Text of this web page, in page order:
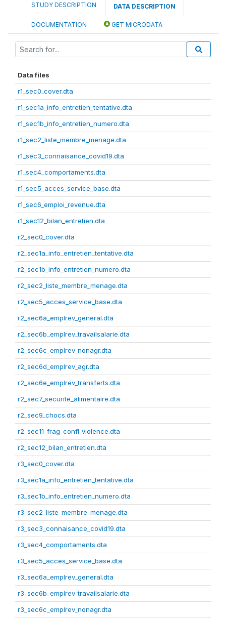
STUDY DESCRIPTION DATA DESCRIPTION
DOCUMENTATION GET MICRODATA
Data files
r1_sec0_cover.dta
r1_sec1a_info_entretien_tentative.dta
r1_sec1b_info_entretien_numero.dta
r1_sec2_liste_membre_menage.dta
r1_sec3_connaisance_covid19.dta
r1_sec4_comportaments.dta
r1_sec5_acces_service_base.dta
r1_sec6_emploi_revenue.dta
r1_sec12_bilan_entretien.dta
r2_sec0_cover.dta
r2_sec1a_info_entretien_tentative.dta
r2_sec1b_info_entretien_numero.dta
r2_sec2_liste_membre_menage.dta
r2_sec5_acces_service_base.dta
r2_sec6a_emplrev_general.dta
r2_sec6b_emplrev_travailsalarie.dta
r2_sec6c_emplrev_nonagr.dta
r2_sec6d_emplrev_agr.dta
r2_sec6e_emplrev_transferts.dta
r2_sec7_securite_alimentaire.dta
r2_sec9_chocs.dta
r2_sec11_frag_confl_violence.dta
r2_sec12_bilan_entretien.dta
r3_sec0_cover.dta
r3_sec1a_info_entretien_tentative.dta
r3_sec1b_info_entretien_numero.dta
r3_sec2_liste_membre_menage.dta
r3_sec3_connaisance_covid19.dta
r3_sec4_comportaments.dta
r3_sec5_acces_service_base.dta
r3_sec6a_emplrev_general.dta
r3_sec6b_emplrev_travailsalarie.dta
r3_sec6c_emplrev_nonagr.dta